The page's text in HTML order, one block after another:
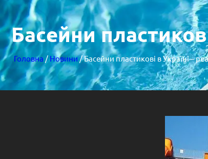
Басейни
Головна / Новини/ Басейни пластикові в Україні –